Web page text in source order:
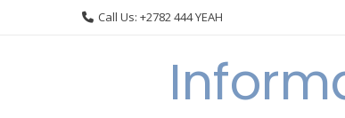
Call Us: +2782 444 YEAH